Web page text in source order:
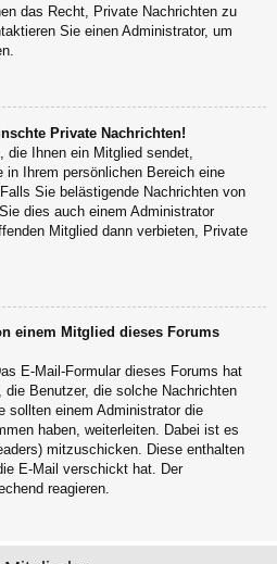
das Recht, Private Nachrichten zu
Sie einen Administrator, um
Private Nachrichten!
Ihnen ein Mitglied sendet,
Ihrem persönlichen Bereich eine
Sie belästigende Nachrichten von
dies auch einem Administrator
Mitglied dann verbieten, Private
einem Mitglied dieses Forums
E-Mail-Formular dieses Forums hat
Benutzer, die solche Nachrichten
sollten einem Administrator die
haben, weiterleiten. Dabei ist es
mitzuschicken. Diese enthalten
E-Mail verschickt hat. Der
reagieren.